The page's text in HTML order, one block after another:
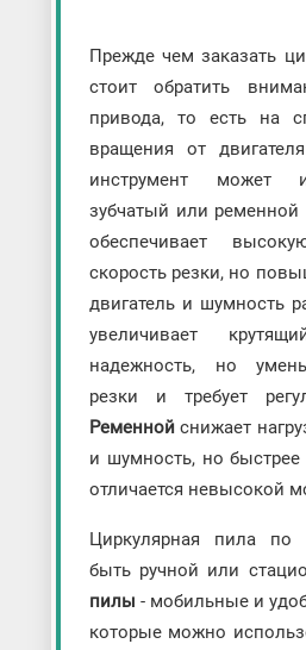
Прежде чем заказать
стоит обратить
привода, то есть на
вращения от
инструмент может
зубчатый или ременной
обеспечивает
скорость резки, но
двигатель и шумность
увеличивает
надежность, но
резки и требует
Ременнойснижает
и шумность, но быстрее
отличается невысокой
Циркулярная пила по
быть ручной или
пилы - мобильные и
которые можно